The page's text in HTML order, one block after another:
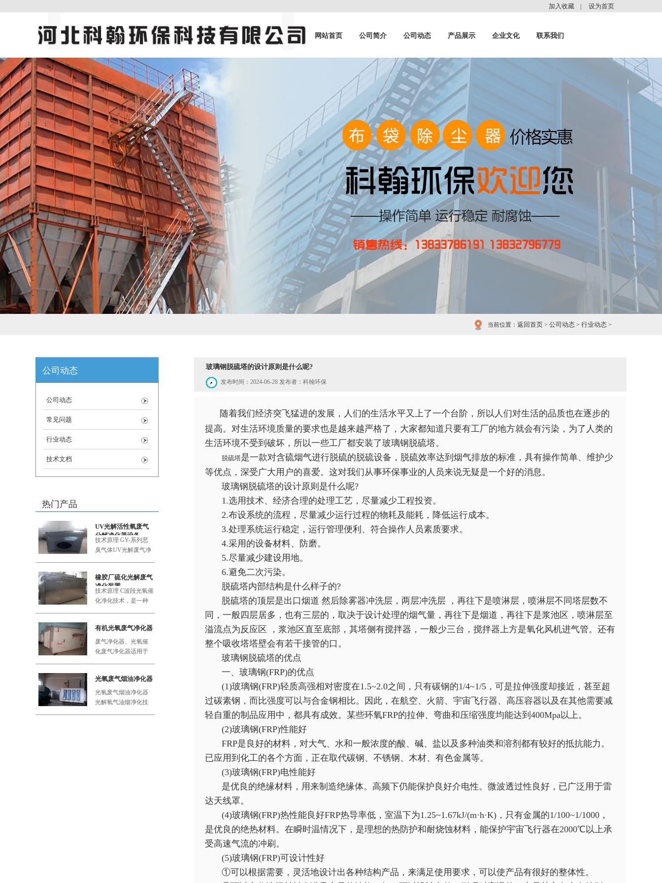
加入收藏 设为首页
网站首页 公司简介 公司动态 产品展示 企业文化 联系我们
当前位置： 返回首页 > 公司动态 > 行业动态 >
公司动态
公司动态
常见问题
行业动态
技术文档
热门产品
UV光解活性氧废气
分解净化器设备
技术原理 GY-系列恶
臭气体UV光解废气净
橡胶厂硫化光解废气
净化装置
技术原理 C波段光氧催
化净化技术，是一种
有机光氧废气净化器
废气净化器、光氧催
化废气净化器适用于
光氧废气烟油净化器
光氧废气烟油净化器
光解氧气油烟净化技
玻璃钢脱硫塔的设计原则是什么呢?
发布时间：2024-06-28 发布者：科翰环保
随着我们经济突飞猛进的发展，人们的生活水平又上了一个台阶，所以人们对生活的品质也在逐步的
提高。对生活环境质量的要求也是越来越严格了，大家都知道只要有工厂的地方就会有污染，为了人类的
生活环境不受到破坏，所以一些工厂都安装了玻璃钢脱硫塔。
脱硫塔是一款对含硫烟气进行脱硫的脱硫设备，脱硫效率达到烟气排放的标准，具有操作简单、维护少
等优点，深受广大用户的喜爱。这对我们从事环保事业的人员来说无疑是一个好的消息。
玻璃钢脱硫塔的设计原则是什么呢?
1.选用技术、经济合理的处理工艺，尽量减少工程投资。
2.布设系统的流程，尽量减少运行过程的物耗及能耗，降低运行成本。
3.处理系统运行稳定，运行管理便利、符合操作人员素质要求。
4.采用的设备材料、防磨。
5.尽量减少建设用地。
6.避免二次污染。
脱硫塔内部结构是什么样子的?
脱硫塔的顶层是出口烟道 然后除雾器冲洗层，两层冲洗层 ，再往下是喷淋层，喷淋层不同塔层数不
同，一般四层居多，也有三层的，取决于设计处理的烟气量，再往下是烟道，再往下是浆池区，喷淋层至
溢流点为反应区 ，浆池区直至底部，其塔侧有搅拌器，一般少三台，搅拌器上方是氧化风机进气管。还有
整个吸收塔塔壁会有若干接管的口。
玻璃钢脱硫塔的优点
一、玻璃钢(FRP)的优点
(1)玻璃钢(FRP)轻质高强相对密度在1.5~2.0之间，只有碳钢的1/4~1/5，可是拉伸强度却接近，甚至超
过碳素钢，而比强度可以与合金钢相比。因此，在航空、火箭、宇宙飞行器、高压容器以及在其他需要减
轻自重的制品应用中，都具有成效。某些环氧FRP的拉伸、弯曲和压缩强度均能达到400Mpa以上。
(2)玻璃钢(FRP)性能好
FRP是良好的材料，对大气、水和一般浓度的酸、碱、盐以及多种油类和溶剂都有较好的抵抗能力。
已应用到化工的各个方面，正在取代碳钢、不锈钢、木材、有色金属等。
(3)玻璃钢(FRP)电性能好
是优良的绝缘材料，用来制造绝缘体。高频下仍能保护良好介电性。微波透过性良好，已广泛用于雷
达天线罩。
(4)玻璃钢(FRP)热性能良好FRP热导率低，室温下为1.25~1.67kJ/(m·h·K)，只有金属的1/100~1/1000，
是优良的绝热材料。在瞬时温情况下，是理想的热防护和耐烧蚀材料，能保护宇宙飞行器在2000℃以上承
受高速气流的冲刷。
(5)玻璃钢(FRP)可设计性好
①可以根据需要，灵活地设计出各种结构产品，来满足使用要求，可以使产品有很好的整体性。